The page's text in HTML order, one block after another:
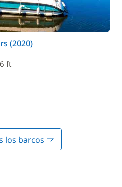
(2020)
ft
los barcos